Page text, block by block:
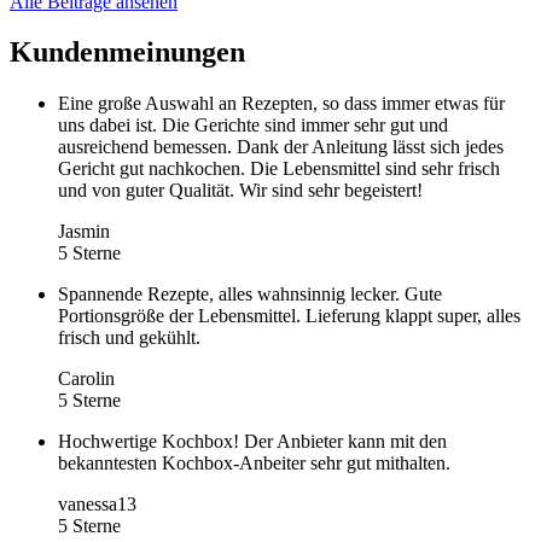
Kundenmeinungen
Eine große Auswahl an Rezepten, so dass immer etwas für
uns dabei ist. Die Gerichte sind immer sehr gut und
ausreichend bemessen. Dank der Anleitung lässt sich jedes
Gericht gut nachkochen. Die Lebensmittel sind sehr frisch
und von guter Qualität. Wir sind sehr begeistert!
Jasmin
5 Sterne
Spannende Rezepte, alles wahnsinnig lecker. Gute
Portionsgröße der Lebensmittel. Lieferung klappt super, alles
frisch und gekühlt.
Carolin
5 Sterne
Hochwertige Kochbox! Der Anbieter kann mit den
bekanntesten Kochbox-Anbeiter sehr gut mithalten.
vanessa13
5 Sterne